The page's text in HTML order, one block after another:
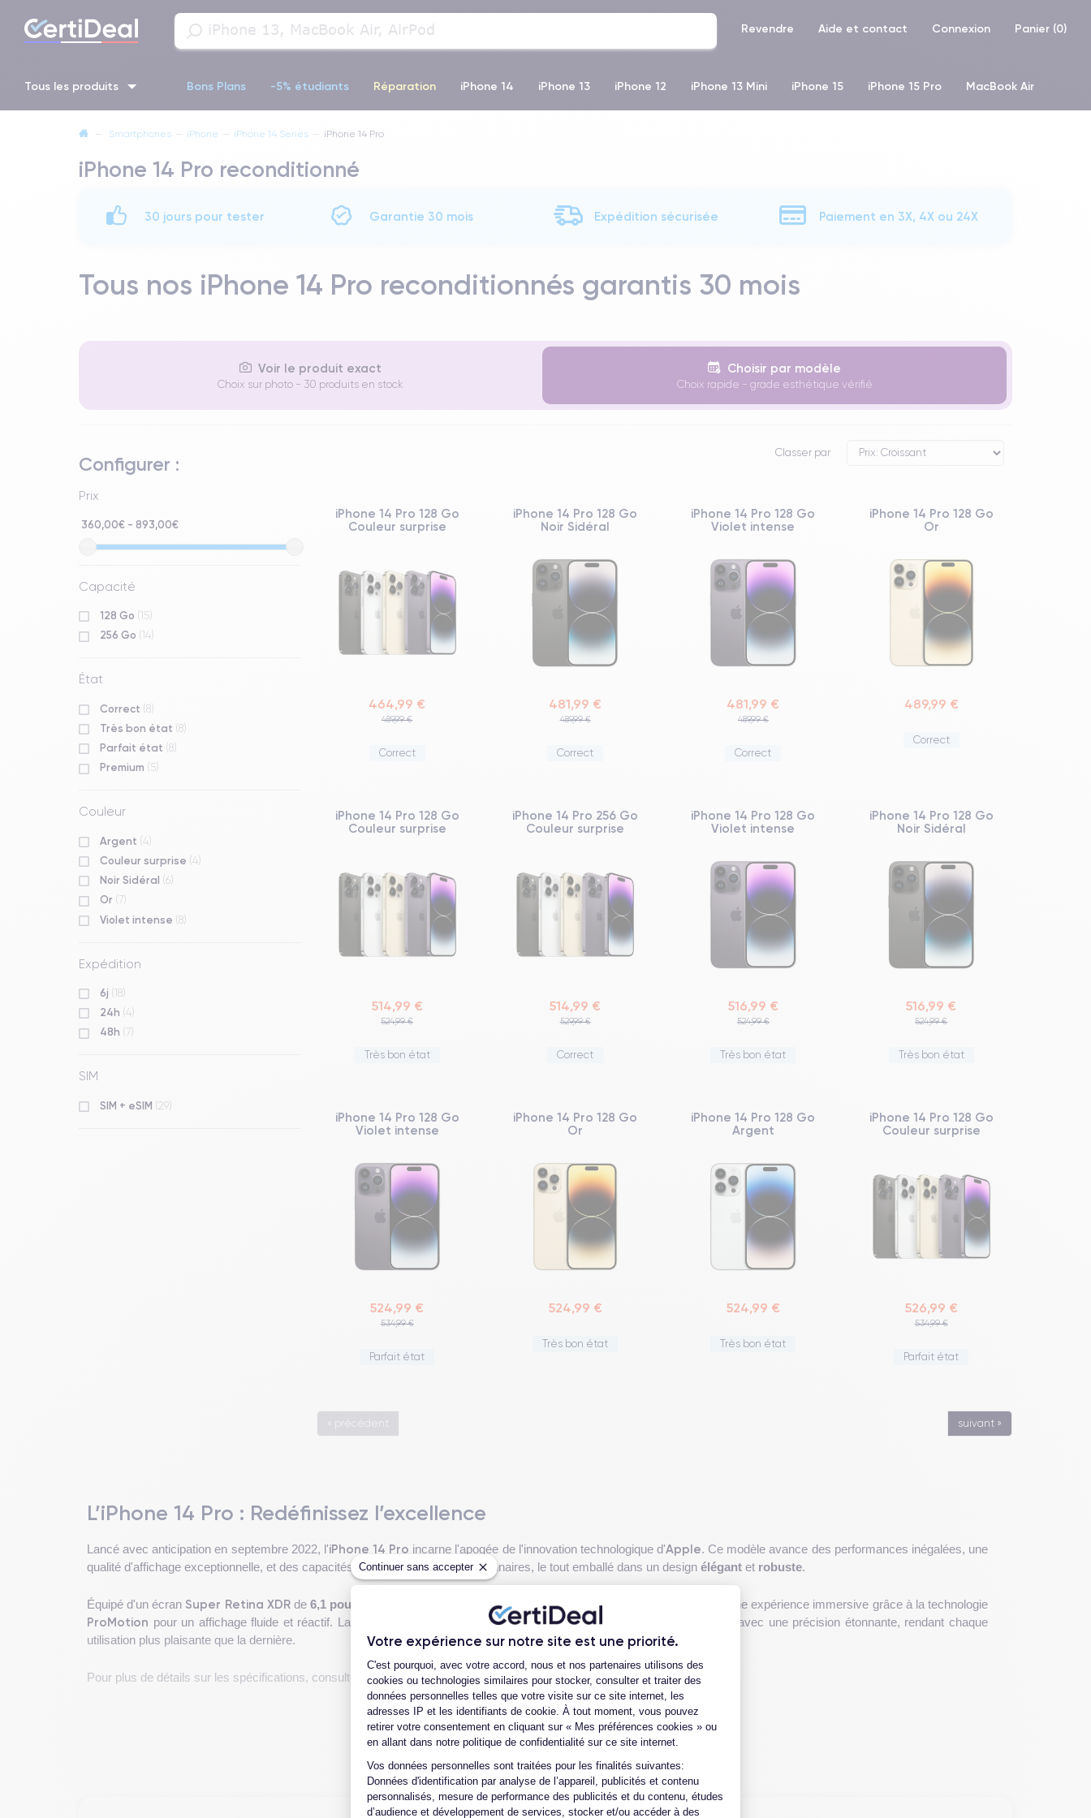
Continuer sans accepter
Votre expérience sur notre site est une priorité.
Plateforme de Gestion du Consentement : Personnalisez vos Options
C'est pourquoi, avec votre accord, nous et nos partenaires utilisons des
cookies ou technologies similaires pour stocker, consulter et traiter des
données personnelles telles que votre visite sur ce site internet, les
adresses IP et les identifiants de cookie. À tout moment, vous pouvez
retirer votre consentement en cliquant sur « Mes préférences cookies » ou
en allant dans notre politique de confidentialité sur ce site internet.
Vos données personnelles sont traitées pour les finalités suivantes:
Données d'identification par analyse de l’appareil, publicités et contenu
personnalisés, mesure de performance des publicités et du contenu, études
d’audience et développement de services, stocker et/ou accéder à des
Axeptio consent
Revendre Aide et contact Connexion Panier (0)
Tous les produits Bons Plans -5% étudiants Réparation iPhone 14 iPhone 13 iPhone 12 iPhone 13 Mini iPhone 15 iPhone 15 Pro MacBook Air
iPhone 14 Pro iPhone 13 Pro iPhone 13 Pro Max
— Smartphones — iPhone — iPhone 14 Series — iPhone 14 Pro
iPhone 14 Pro reconditionné
30 jours pour tester Garantie 30 mois Expédition sécurisée Paiement en 3X, 4X ou 24X
Tous nos iPhone 14 Pro reconditionnés garantis 30 mois
Voir le produit exact
Choix sur photo - 30 produits en stock
Choisir par modèle
Choix rapide - grade esthétique vérifié
Configurer :
Prix
360,00€ - 893,00€
Capacité
128 Go (15)
256 Go (14)
État
Correct (8)
Très bon état (8)
Parfait état (8)
Premium (5)
Couleur
Argent (4)
Couleur surprise (4)
Noir Sidéral (6)
Or (7)
Violet intense (8)
Expédition
6j (18)
24h (4)
48h (7)
SIM
SIM + eSIM (29)
Classer par
iPhone 14 Pro 128 Go
Couleur surprise
464,99 €
489,99 €
Correct
iPhone 14 Pro 128 Go
Noir Sidéral
481,99 €
489,99 €
Correct
iPhone 14 Pro 128 Go
Violet intense
481,99 €
489,99 €
Correct
iPhone 14 Pro 128 Go
Or
489,99 €
Correct
iPhone 14 Pro 128 Go
Couleur surprise
514,99 €
524,99 €
Très bon état
iPhone 14 Pro 256 Go
Couleur surprise
514,99 €
529,99 €
Correct
iPhone 14 Pro 128 Go
Violet intense
516,99 €
524,99 €
Très bon état
iPhone 14 Pro 128 Go
Noir Sidéral
516,99 €
524,99 €
Très bon état
iPhone 14 Pro 128 Go
Violet intense
524,99 €
534,99 €
Parfait état
iPhone 14 Pro 128 Go
Or
524,99 €
Très bon état
iPhone 14 Pro 128 Go
Argent
524,99 €
Très bon état
iPhone 14 Pro 128 Go
Couleur surprise
526,99 €
534,99 €
Parfait état
« précédent suivant »
L’iPhone 14 Pro : Redéfinissez l’excellence
Lancé avec anticipation en septembre 2022, l'iPhone 14 Pro incarne l'apogée de l'innovation technologique d'Apple. Ce modèle avance des performances inégalées, une
qualité d'affichage exceptionnelle, et des capacités photographiques révolutionnaires, le tout emballé dans un design élégant et robuste.
Équipé d'un écran Super Retina XDRde6,1 pouces , l'appareil ravit les yeux avec sa brillance et sa clarté, offrant aussi une expérience immersive grâce à la technologie
ProMotion pour un affichage fluide et réactif. La résolution de 2532 x 1170 pixels assure que chaque détail est affiché avec une précision étonnante, rendant chaque
utilisation plus plaisante que la dernière.
Pour plus de détails sur les spécifications, consultez lafiche technique de l'iPhone 14 Pro.
allie esthétique et ergonomie pour offrir une prise en main exceptionnelle. Avec des dimensions de
appareil est conçu pour une utilisation confortable d'une seule main, malgré son écran large de6,1 pouces . Son cadre en acier inoxydable et son verre texturé lui confèrent
non seulement une robustesse impressionnante mais aussi une sensation de luxe et de solidité.
Voir plus